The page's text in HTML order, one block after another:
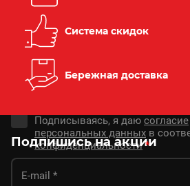
Система скидок
Бережная доставка
Подпишись на акции
Подписываясь, я даю согласие
персональных данных в
конфиденциальности *